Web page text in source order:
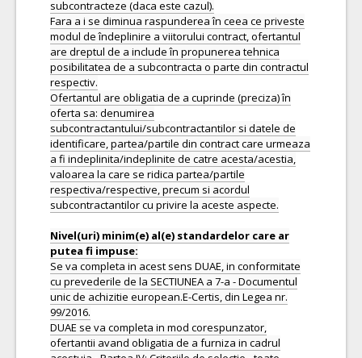
subcontracteze (daca este cazul).
Fara a i se diminua raspunderea în ceea ce priveste
modul de îndeplinire a viitorului contract, ofertantul
are dreptul de a include în propunerea tehnica
posibilitatea de a subcontracta o parte din contractul
respectiv.
Ofertantul are obligatia de a cuprinde (preciza) în
oferta sa: denumirea
subcontractantului/subcontractantilor si datele de
identificare, partea/partile din contract care urmeaza
a fi indeplinita/indeplinite de catre acesta/acestia,
valoarea la care se ridica partea/partile
respectiva/respective, precum si acordul
subcontractantilor cu privire la aceste aspecte.
Nivel(uri) minim(e) al(e) standardelor care ar
Se va completa in acest sens DUAE, in conformitate
cu prevederile de la SECTIUNEA a 7-a - Documentul
unic de achizitie european.E-Certis, din Legea nr.
99/2016.
DUAE se va completa in mod corespunzator,
ofertantii avand obligatia de a furniza in cadrul